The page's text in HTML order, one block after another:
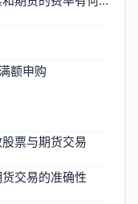
额申购
票与期货交易
交易的准确性